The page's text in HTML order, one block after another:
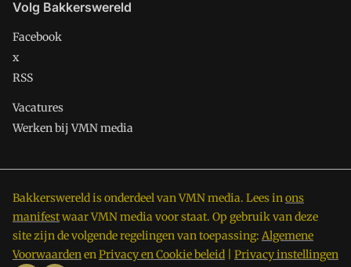
Volg Bakkerswereld
Facebook
x
RSS
Vacatures
Werken bij VMN media
Bakkerswereld is onderdeel van VMN media. Lees inons
manifestwaar VMN media voor staat. Op gebruik van deze
site zijn de volgende regelingen van toepassing: Algemene
VoorwaardenenPrivacy en Cookie beleid Privacy instellingen